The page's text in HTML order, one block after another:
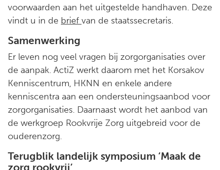
voorwaarden aan het uitgestelde handhaven. Deze
vindt u in de brief van de staatssecretaris.
Samenwerking
Er leven nog veel vragen bij zorgorganisaties over
de aanpak. ActiZ werkt daarom met het Korsakov
Kenniscentrum, HKNN en enkele andere
kenniscentra aan een ondersteuningsaanbod voor
zorgorganisaties. Daarnaast wordt het aanbod van
de werkgroep Rookvrije Zorg uitgebreid voor de
ouderenzorg.
Terugblik landelijk symposium ‘Maak de
zorg rookvrij’